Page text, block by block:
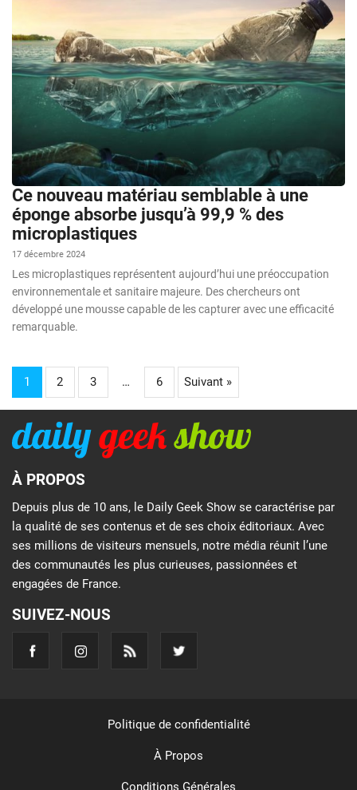
Ce nouveau matériau semblable à une
éponge absorbe jusqu’à 99,9 % des
microplastiques
17 décembre 2024
Les microplastiques représentent aujourd’hui une préoccupation
environnementale et sanitaire majeure. Des chercheurs ont
développé une mousse capable de les capturer avec une efficacité
remarquable.
1 2 3 … 6 Suivant »
À PROPOS
Depuis plus de 10 ans, le Daily Geek Show se caractérise par
la qualité de ses contenus et de ses choix éditoriaux. Avec
ses millions de visiteurs mensuels, notre média réunit l’une
des communautés les plus curieuses, passionnées et
engagées de France.
SUIVEZ-NOUS
Politique de confidentialité
À Propos
Conditions Générales